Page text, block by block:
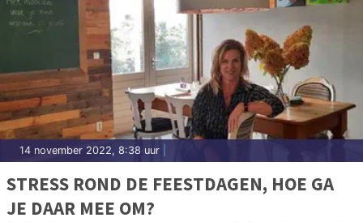
14 november 2022, 8:38 uur
STRESS ROND DE FEESTDAGEN, HOE GA
JE DAAR MEE OM?